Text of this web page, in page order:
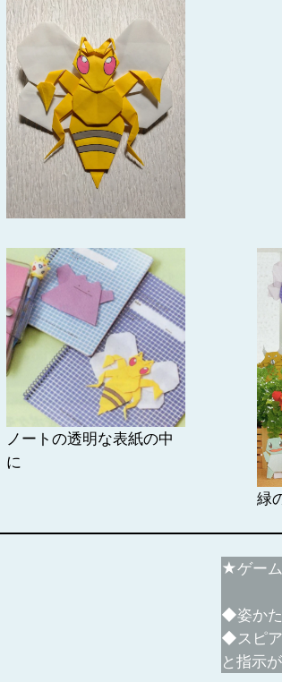
ノートの透明な表紙の中
に
緑
★ゲーム
◆姿かた
◆スピア
と指示